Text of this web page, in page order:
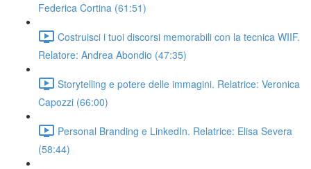
Federica Cortina (61:51)
Costruisci i tuoi discorsi memorabili con la tecnica WIIF.
Relatore: Andrea Abondio (47:35)
Storytelling e potere delle immagini. Relatrice: Veronica
Capozzi (66:00)
Personal Branding e LinkedIn. Relatrice: Elisa Severa
(58:44)